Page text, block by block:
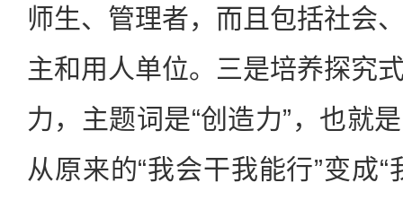
师生、管理者，而且包括社会
主和用人单位。三是培养探究
力，主题词是“创造力”，也就
从原来的“我会干我能行”变成